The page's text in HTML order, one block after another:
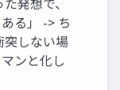
る」 -> ち
突しない場
ンと化し